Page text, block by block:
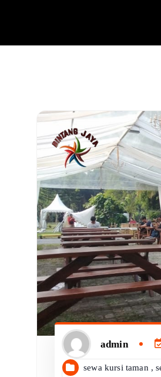
admin
sewa kursi taman ,